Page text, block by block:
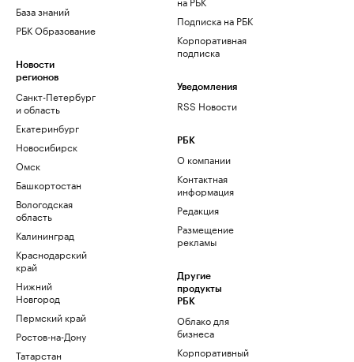
База знаний
РБК Образование
Новости
регионов
Санкт-Петербург
и область
Екатеринбург
Новосибирск
Омск
Башкортостан
Вологодская
область
Калининград
Краснодарский
край
Нижний
Новгород
Пермский край
Ростов-на-Дону
Татарстан
Подписка на РБК
Корпоративная
подписка
Уведомления
RSS Новости
РБК
О компании
Контактная
информация
Редакция
Размещение
рекламы
Другие
продукты
РБК
Облако для
бизнеса
Корпоративный